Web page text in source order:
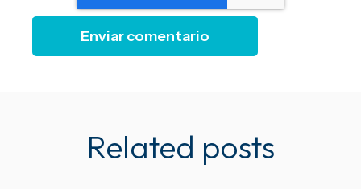
Related posts